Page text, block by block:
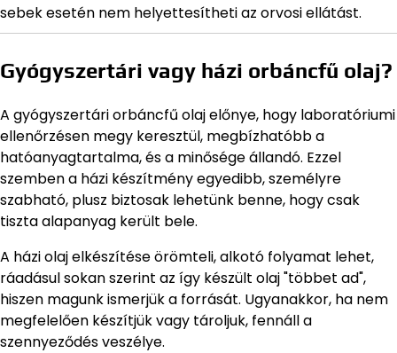
sebek esetén nem helyettesítheti az orvosi ellátást.
Gyógyszertári vagy házi orbáncfű olaj?
A gyógyszertári orbáncfű olaj előnye, hogy laboratóriumi
ellenőrzésen megy keresztül, megbízhatóbb a
hatóanyagtartalma, és a minősége állandó. Ezzel
szemben a házi készítmény egyedibb, személyre
szabható, plusz biztosak lehetünk benne, hogy csak
tiszta alapanyag került bele.
A házi olaj elkészítése örömteli, alkotó folyamat lehet,
ráadásul sokan szerint az így készült olaj "többet ad",
hiszen magunk ismerjük a forrását. Ugyanakkor, ha nem
megfelelően készítjük vagy tároljuk, fennáll a
szennyeződés veszélye.